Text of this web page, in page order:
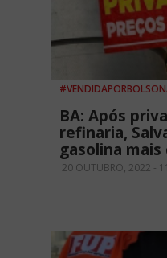
BA: Após
refinaria,
gasolina mais
20 OUTUBRO, 2022 -